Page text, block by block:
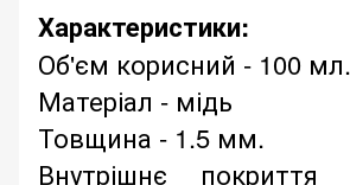
Характеристики:
Об'єм корисний - 100 мл.
Матеріал - мідь
Товщина - 1.5 мм.
Внутрішнє